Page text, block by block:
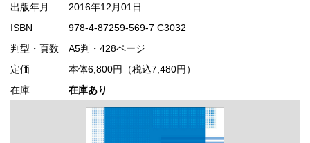
出版年月
2016年12月01日
ISBN
978-4-87259-569-7 C3032
判型・頁数 A5判・428ページ
定価
本体6,800円（税込7,480円）
在庫
在庫あり